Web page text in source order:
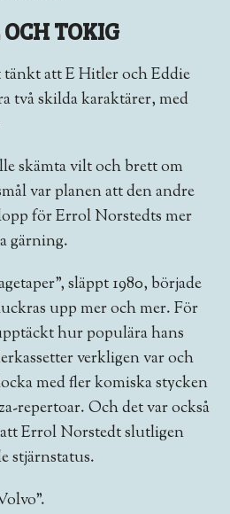
TOKIG
att E Hitler och Eddie
två skilda karaktärer, med
skämta vilt och brett om
var planen att den andre
för Errol Norstedts mer
gärning.
släppt 1980, började
upp mer och mer. För
hur populära hans
verkligen var och
med fler komiska stycken
repertoar. Och det var också
Errol Norstedt slutligen
stjärnstatus.